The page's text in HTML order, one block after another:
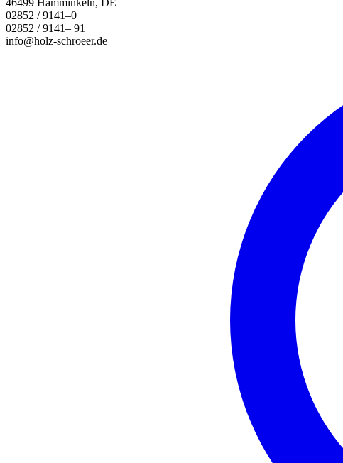
02852 / 9141–0
02852 / 9141– 91
info@holz-schroeer.de